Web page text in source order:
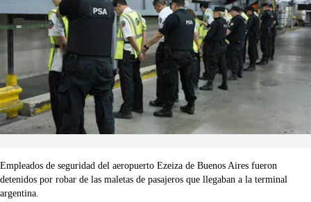
Empleados de seguridad del aeropuerto Ezeiza de Buenos Aires fueron
detenidos por robar de las maletas de pasajeros que llegaban a la terminal
argentina.